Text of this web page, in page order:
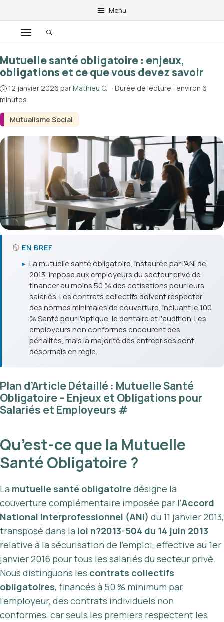
au
contenu
Menu
Menu
Mutualisme Social
Mutuelle santé obligatoire : enjeux,
obligations et ce que vous devez savoir
12 janvier 2026 parMathieu C. · Durée de lecture : environ 6
minutes
EN BREF
▸ La mutuelle santé obligatoire, instaurée par l'ANI de
2013, impose aux employeurs du secteur privé de
financer au moins 50 % des cotisations pour leurs
salariés. Les contrats collectifs doivent respecter
des normes minimales de couverture, incluant le 100
% Santé pour l'optique, le dentaire et l'audition. Les
employeurs non conformes encourent des
pénalités, mais la majorité des entreprises sont
désormais en règle.
Plan d’Article Détaillé : Mutuelle Santé
Obligatoire – Enjeux et Obligations pour
Salariés et Employeurs #
Qu’est-ce que la Mutuelle
Santé Obligatoire ?
La mutuelle santé obligatoire désigne la
couverture complémentaire imposée par l’Accord
National Interprofessionnel (ANI) du 11 janvier 2013,
transposé dans la loi n?2013-504 du 14 juin 2013
relative à la sécurisation de l’emploi, effective au 1er
janvier 2016 pour tous les salariés du secteur privé.
Nous distinguons les contrats collectifs
obligatoires, financés à 50 % minimum par
l’employeur, des contrats individuels non
conformes, car seuls les premiers respectent les